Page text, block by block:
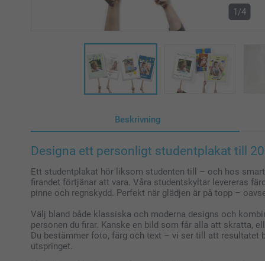
1/4
Beskrivning
Designa ett personligt studentplakat till
Ett studentplakat hör liksom studenten till – och hos
firandet förtjänar att vara. Våra studentskyltar levereras
pinne och regnskydd. Perfekt när glädjen är på topp –
Välj bland både klassiska och moderna designs och
personen du firar. Kanske en bild som får alla att skratta,
Du bestämmer foto, färg och text – vi ser till att resultatet
utspringet.